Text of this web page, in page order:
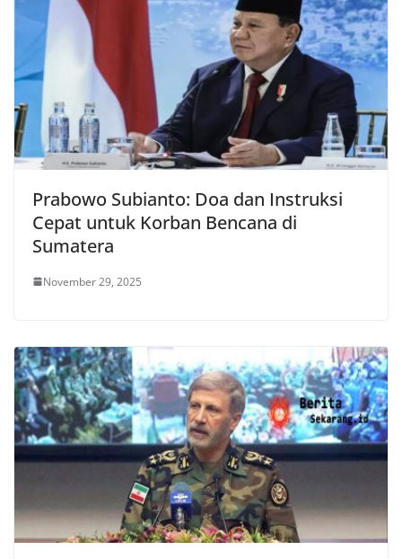
Prabowo Subianto: Doa dan Instruksi
Cepat untuk Korban Bencana di
Sumatera
November 29, 2025